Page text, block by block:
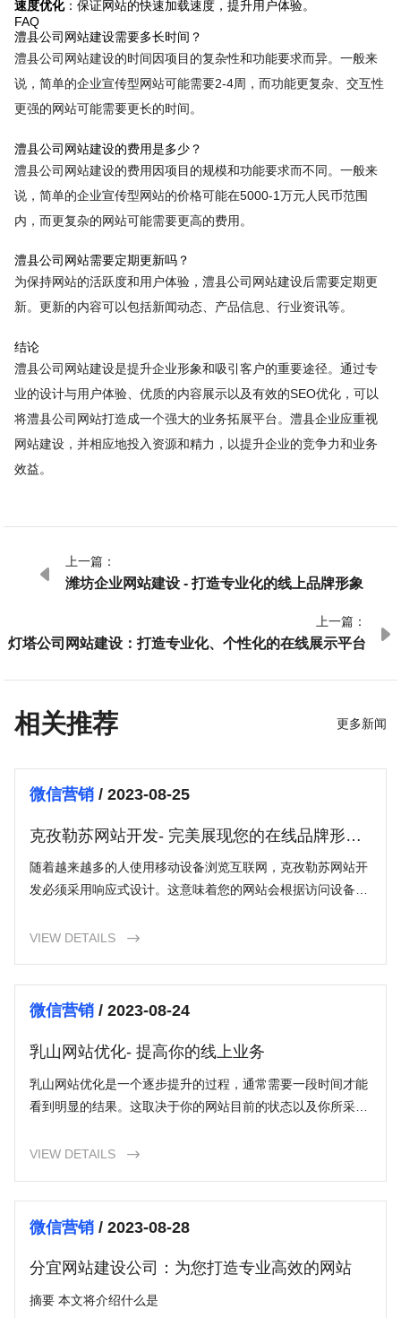
速度优化：保证网站的快速加载速度，提升用户体验。
FAQ
澧县公司网站建设需要多长时间？
澧县公司网站建设的时间因项目的复杂性和功能要求而异。一般来
说，简单的企业宣传型网站可能需要2-4周，而功能更复杂、交互性
更强的网站可能需要更长的时间。
澧县公司网站建设的费用是多少？
澧县公司网站建设的费用因项目的规模和功能要求而不同。一般来
说，简单的企业宣传型网站的价格可能在5000-1万元人民币范围
内，而更复杂的网站可能需要更高的费用。
澧县公司网站需要定期更新吗？
为保持网站的活跃度和用户体验，澧县公司网站建设后需要定期更
新。更新的内容可以包括新闻动态、产品信息、行业资讯等。
结论
澧县公司网站建设是提升企业形象和吸引客户的重要途径。通过专
业的设计与用户体验、优质的内容展示以及有效的SEO优化，可以
将澧县公司网站打造成一个强大的业务拓展平台。澧县企业应重视
网站建设，并相应地投入资源和精力，以提升企业的竞争力和业务
效益。

上一篇：
潍坊企业网站建设 - 打造专业化的线上品牌形象
上一篇：
灯塔公司网站建设：打造专业化、个性化的在线展示平台

相关推荐 更多新闻
微信营销/ 2023-08-25
克孜勒苏网站开发- 完美展现您的在线品牌形象
的方式
随着越来越多的人使用移动设备浏览互联网，克孜勒苏网站开
发必须采用响应式设计。这意味着您的网站会根据访问设备的
站在不同设备上都能提供良好的用户体验，并避免让访客感到
VIEW DETAILS 
微信营销/ 2023-08-24
乳山网站优化- 提高你的线上业务
乳山网站优化是一个逐步提升的过程，通常需要一段时间才能
看到明显的结果。这取决于你的网站目前的状态以及你所采取
看到显著的改进。
VIEW DETAILS 
微信营销/ 2023-08-28
分宜网站建设公司：为您打造专业高效的网站
摘要 本文将介绍什么是